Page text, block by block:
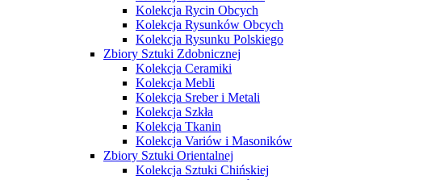
Kolekcja Rycin Obcych
Kolekcja Rysunków Obcych
Kolekcja Rysunku Polskiego
Zbiory Sztuki Zdobnicznej
Kolekcja Ceramiki
Kolekcja Mebli
Kolekcja Sreber i Metali
Kolekcja Szkła
Kolekcja Tkanin
Kolekcja Variów i Masoników
Zbiory Sztuki Orientalnej
Kolekcja Sztuki Chińskiej